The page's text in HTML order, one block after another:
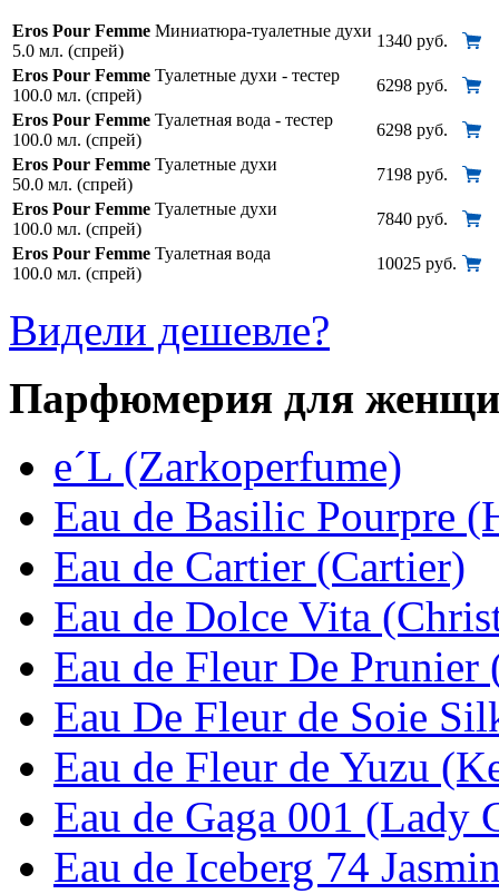
Eros Pour Femme Миниатюра-туалетные духи
5.0 мл. (спрей)
1340 руб.
Eros Pour Femme Туалетные духи - тестер
100.0 мл. (спрей)
6298 руб.
Eros Pour Femme Туалетная вода - тестер
100.0 мл. (спрей)
6298 руб.
Eros Pour Femme Туалетные духи
50.0 мл. (спрей)
7198 руб.
Eros Pour Femme Туалетные духи
100.0 мл. (спрей)
7840 руб.
Eros Pour Femme Туалетная вода
100.0 мл. (спрей)
10025 руб.
Видели дешевле?
Парфюмерия для
e´L (Zarkoperfume)
Eau de Basilic Pourpre
Eau de Cartier (Cartier)
Eau de Dolce Vita
Eau de Fleur De Prunier
Eau De Fleur de Soie
Eau de Fleur de Yuzu
Eau de Gaga 001 (Lady
Eau de Iceberg 74